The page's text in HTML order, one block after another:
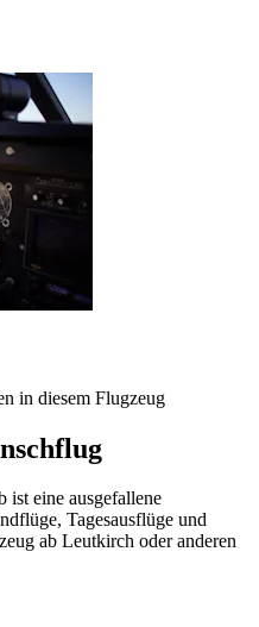
in diesem Flugzeug
ist eine ausgefallene
Tagesausflüge und
ab Leutkirch oder anderen